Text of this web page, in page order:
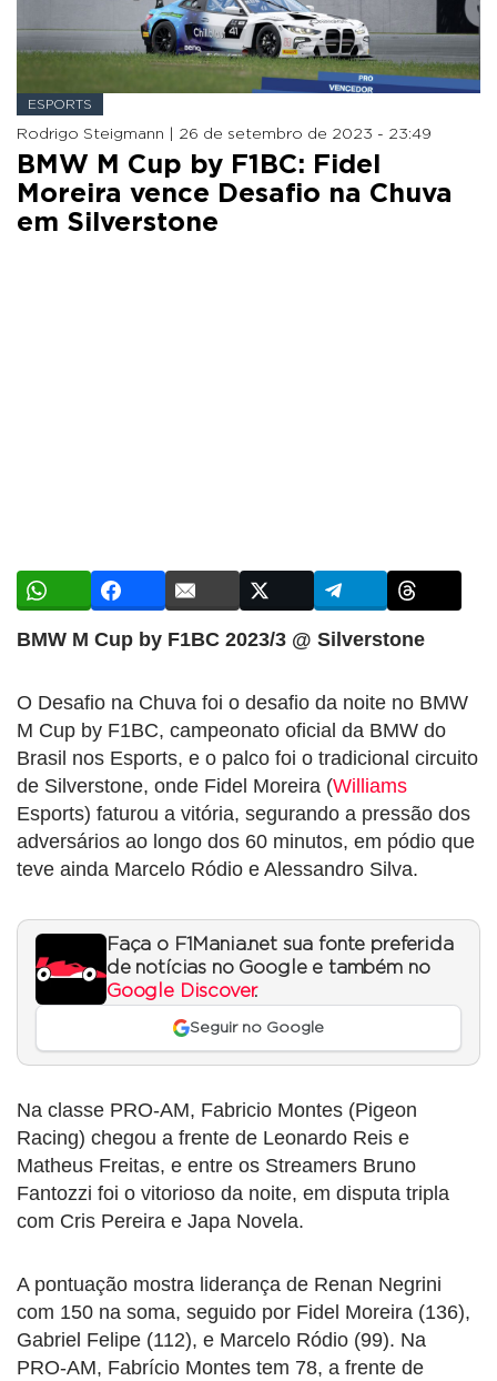
ESPORTS
Rodrigo Steigmann | 26 de setembro de 2023 - 23:49
BMW M Cup by F1BC: Fidel
Moreira vence Desafio na Chuva
em Silverstone
BMW M Cup by F1BC 2023/3 @ Silverstone
O Desafio na Chuva foi o desafio da noite no BMW
M Cup by F1BC, campeonato oficial da BMW do
Brasil nos Esports, e o palco foi o tradicional circuito
de Silverstone, onde Fidel Moreira (Williams
Esports) faturou a vitória, segurando a pressão dos
adversários ao longo dos 60 minutos, em pódio que
teve ainda Marcelo Ródio e Alessandro Silva.
Faça o F1Mania.net sua fonte preferida
de notícias no Google e também no
Google Discover.
Seguir no Google
Na classe PRO-AM, Fabricio Montes (Pigeon
Racing) chegou a frente de Leonardo Reis e
Matheus Freitas, e entre os Streamers Bruno
Fantozzi foi o vitorioso da noite, em disputa tripla
com Cris Pereira e Japa Novela.
A pontuação mostra liderança de Renan Negrini
com 150 na soma, seguido por Fidel Moreira (136),
Gabriel Felipe (112), e Marcelo Ródio (99). Na
PRO-AM, Fabrício Montes tem 78, a frente de